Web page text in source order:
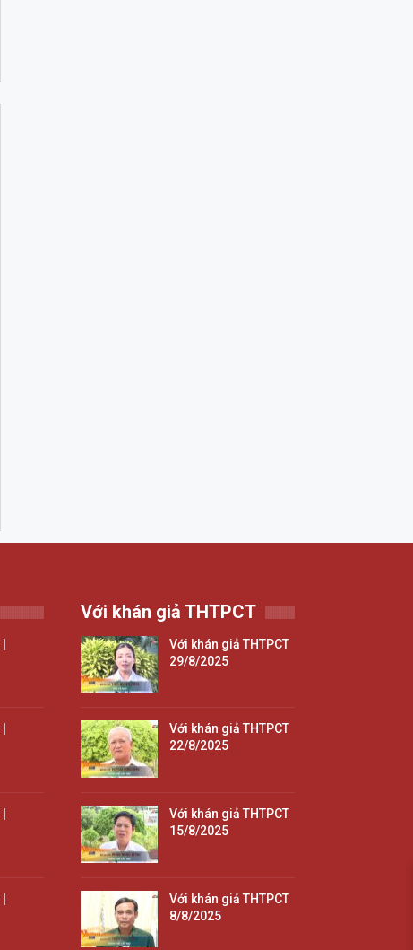
Với khán giả THTPCT
Với khán giả THTPCT
29/8/2025
Với khán giả THTPCT
22/8/2025
Với khán giả THTPCT
15/8/2025
Với khán giả THTPCT
8/8/2025